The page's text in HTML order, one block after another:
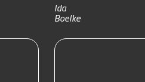
Ida
Boelke